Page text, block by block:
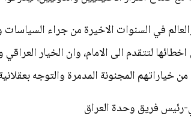
في السنوات الاخيرة من جراء السياسات
لتتقدم الى الامام، وان الخيار
خياراتهم المجنونة المدمرة والتوجه
رئيس فريق وحدة العراق